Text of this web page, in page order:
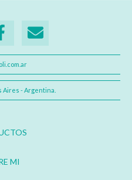
Aires - Argentina.
MI